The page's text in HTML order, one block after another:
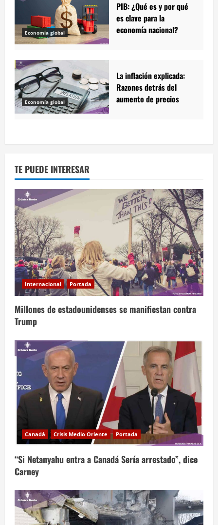
Economía global
PIB: ¿Qué es y por qué
es clave para la
economía nacional?
Economía global
La inflación explicada:
Razones detrás del
aumento de precios
TE PUEDE INTERESAR
Internacional Portada
Millones de estadounidenses se manifiestan contra
Trump
Canadá Crisis Medio Oriente Portada
“Si Netanyahu entra a Canadá Sería arrestado”, dice
Carney